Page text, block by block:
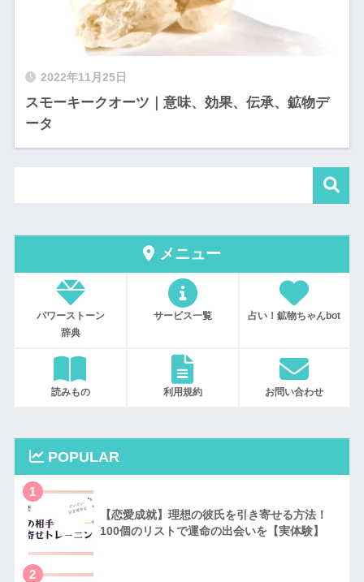
2022年11月25日
スモーキークオーツ｜意味、効果、伝承、鉱物デ
ータ
メニュー
パワーストーン
辞典
サービス一覧 占い！鉱物ちゃんbot
読みもの 利用規約 お問い合わせ
POPULAR
1
【恋愛成就】理想の彼氏を引き寄せる方法！
100個のリストで運命の出会いを【実体験】
2